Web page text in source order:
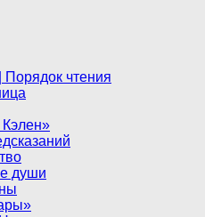
Порядок чтения
души